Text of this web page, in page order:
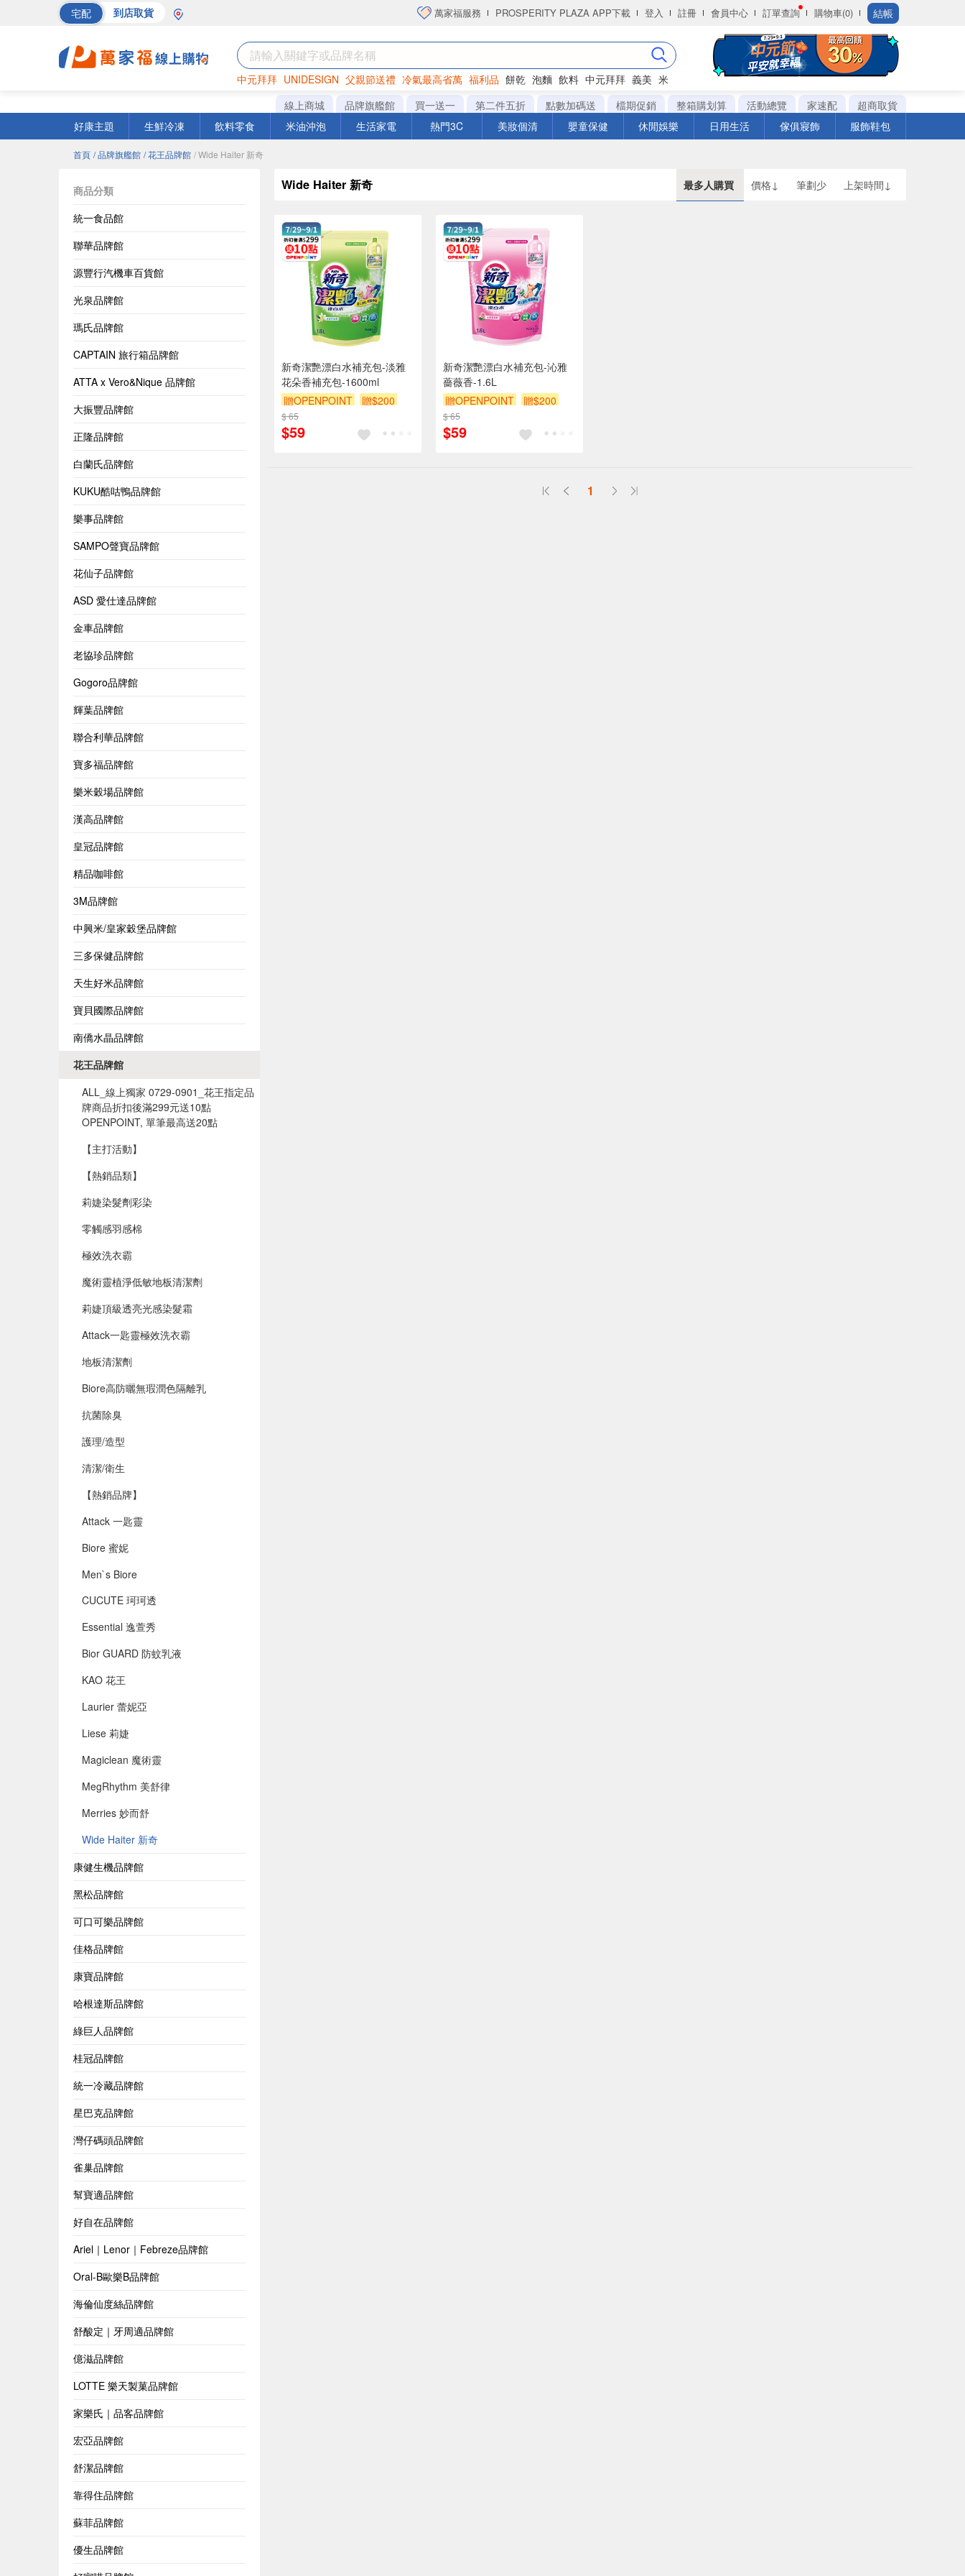
宅配 到店取貨 萬家福服務 PROSPERITY PLAZA APP下載 登入 註冊 會員中心 訂單查詢 購物車(0) 結帳
中元拜拜 UNIDESIGN 父親節送禮 冷氣最高省萬 福利品 餅乾 泡麵 飲料 中元拜拜 義美 米
罐頭 海苔 洋芋片
線上商城 品牌旗艦館 買一送一 第二件五折 點數加碼送 檔期促銷 整箱購划算 活動總覽 家速配
超商取貨
好康主題
生鮮冷凍 飲料零食 米油沖泡 生活家電 熱門3C 美妝個清 嬰童保健 休閒娛樂 日用生活 傢俱寢飾 服飾鞋包
首頁 / 品牌旗艦館 / 花王品牌館 / Wide Haiter 新奇
商品分類
統一食品館
聯華品牌館
源豐行汽機車百貨館
光泉品牌館
瑪氏品牌館
CAPTAIN 旅行箱品牌館
ATTA x Vero&Nique 品牌館
大振豐品牌館
正隆品牌館
白蘭氏品牌館
KUKU酷咕鴨品牌館
樂事品牌館
SAMPO聲寶品牌館
花仙子品牌館
ASD 愛仕達品牌館
金車品牌館
老協珍品牌館
Gogoro品牌館
輝葉品牌館
聯合利華品牌館
寶多福品牌館
樂米穀場品牌館
漢高品牌館
皇冠品牌館
精品咖啡館
3M品牌館
中興米/皇家穀堡品牌館
三多保健品牌館
天生好米品牌館
寶貝國際品牌館
南僑水晶品牌館
花王品牌館
ALL_線上獨家 0729-0901_花王指定品
牌商品折扣後滿299元送10點
OPENPOINT, 單筆最高送20點
【主打活動】
【熱銷品類】
莉婕染髮劑彩染
零觸感羽感棉
極效洗衣霸
魔術靈植淨低敏地板清潔劑
莉婕頂級透亮光感染髮霜
Attack一匙靈極效洗衣霸
地板清潔劑
Biore高防曬無瑕潤色隔離乳
抗菌除臭
護理/造型
清潔/衛生
【熱銷品牌】
Attack 一匙靈
Biore 蜜妮
Men`s Biore
CUCUTE 珂珂透
Essential 逸萱秀
Bior GUARD 防蚊乳液
KAO 花王
Laurier 蕾妮亞
Liese 莉婕
Magiclean 魔術靈
MegRhythm 美舒律
Merries 妙而舒
Wide Haiter 新奇
康健生機品牌館
黑松品牌館
可口可樂品牌館
佳格品牌館
康寶品牌館
哈根達斯品牌館
綠巨人品牌館
桂冠品牌館
統一冷藏品牌館
星巴克品牌館
灣仔碼頭品牌館
雀巢品牌館
幫寶適品牌館
好自在品牌館
Ariel｜Lenor｜Febreze品牌館
Oral-B歐樂B品牌館
海倫仙度絲品牌館
舒酸定｜牙周適品牌館
億滋品牌館
LOTTE 樂天製菓品牌館
家樂氏｜品客品牌館
宏亞品牌館
舒潔品牌館
靠得住品牌館
蘇菲品牌館
優生品牌館
Wide Haiter 新奇 最多人購買 價格↓ 筆劃少 上架時間↓
新奇潔艷漂白水補充包-淡雅
花朵香補充包-1600ml
贈OPENPOINT
贈$200
$ 65
$59
新奇潔艷漂白水補充包-沁雅
薔薇香-1.6L
贈OPENPOINT
贈$200
$ 65
$59
1